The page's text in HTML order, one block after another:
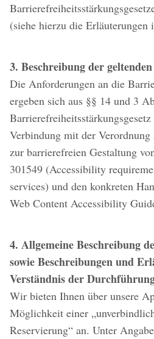
(siehe hierzu die
3. Beschreibung der
Die Anforderungen an die
ergeben sich aus §§ 14 und 3
Verbindung mit der
zur barrierefreien Gestaltung
301549 (Accessibility
services) und den konkreten
Web Content Accessibility
4. Allgemeine Beschreibung
sowie Beschreibungen und
Verständnis der
Wir bieten Ihnen über unsere
Möglichkeit einer
Reservierung“ an. Unter